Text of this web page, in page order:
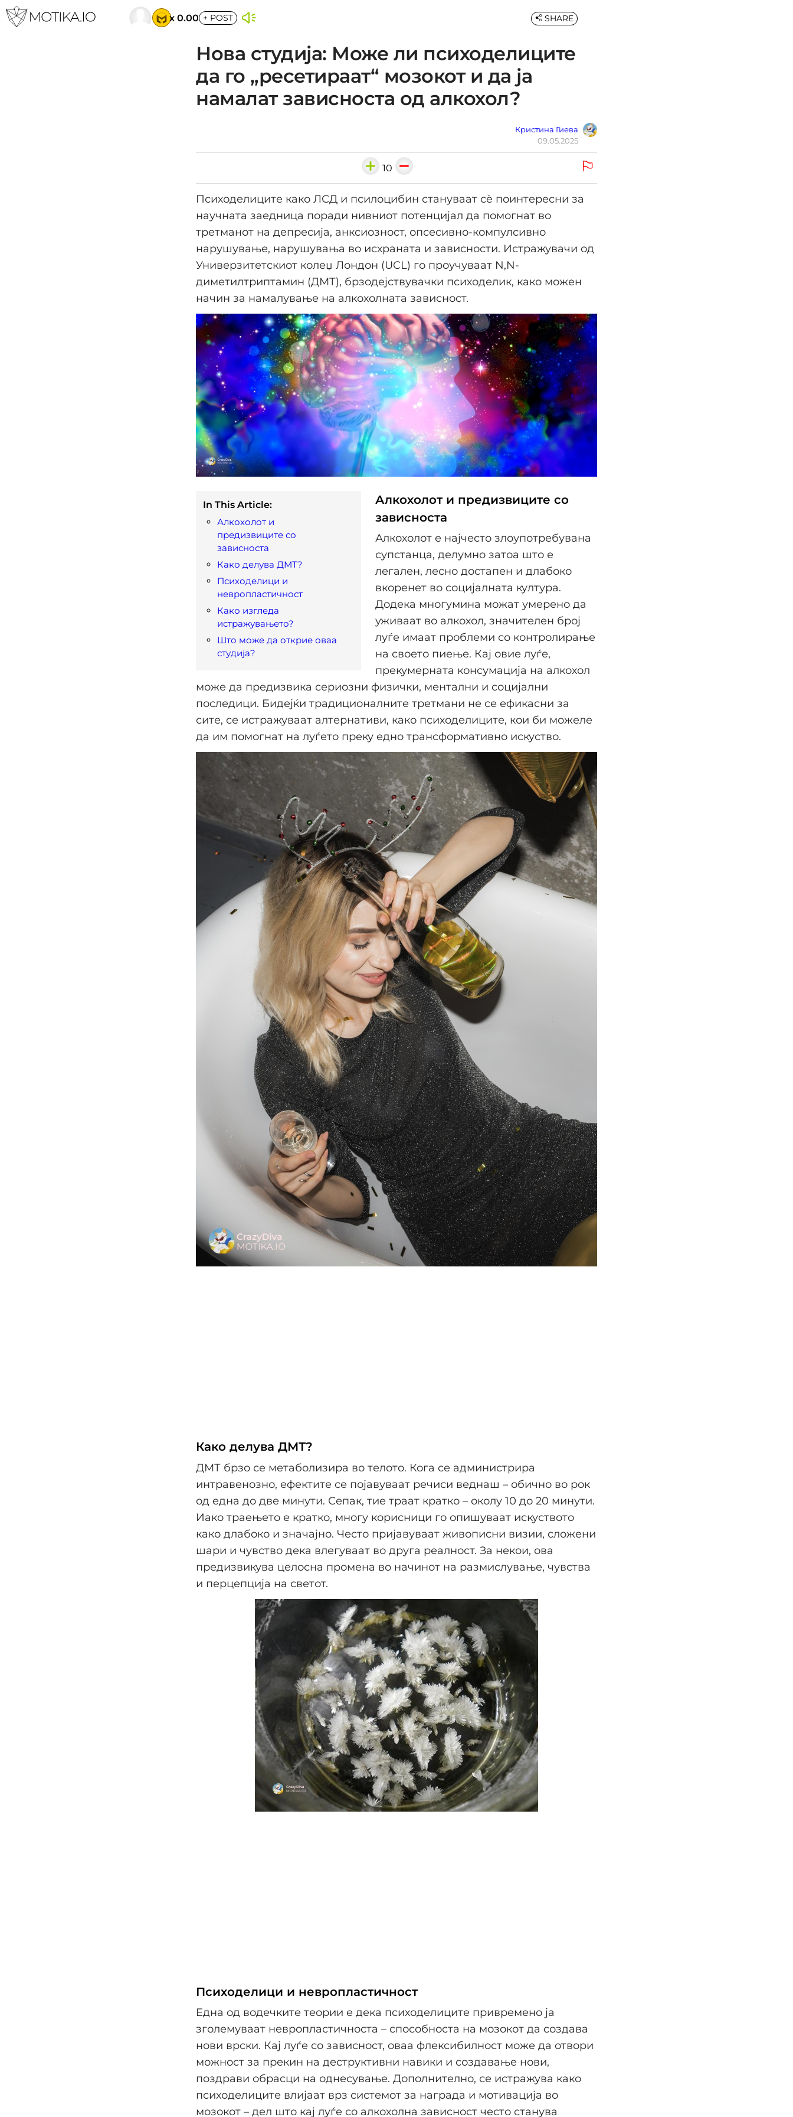
x 0.00 + POST
Нова студија: Може ли психоделиците
да го „ресетираат“ мозокот и да ја
намалат зависноста од алкохол?
Кристина Гиева
09.05.2025
SHARE
10
Психоделиците како ЛСД и псилоцибин стануваат сè поинтересни за
научната заедница поради нивниот потенцијал да помогнат во
третманот на депресија, анксиозност, опсесивно-компулсивно
нарушување, нарушувања во исхраната и зависности. Истражувачи од
Универзитетскиот колеџ Лондон (UCL) го проучуваат N,N-
диметилтриптамин (ДМТ), брзодејствувачки психоделик, како можен
начин за намалување на алкохолната зависност.
In This Article:
Алкохолот и
предизвиците со
зависноста
Како делува ДМТ?
Психоделици и
невропластичност
Како изгледа
истражувањето?
Што може да открие оваа
студија?
Алкохолот и предизвиците со
зависноста
Алкохолот е најчесто злоупотребувана
супстанца, делумно затоа што е
легален, лесно достапен и длабоко
вкоренет во социјалната култура.
Додека многумина можат умерено да
уживаат во алкохол, значителен број
луѓе имаат проблеми со контролирање
на своето пиење. Кај овие луѓе,
прекумерната консумација на алкохол
може да предизвика сериозни физички, ментални и социјални
последици. Бидејќи традиционалните третмани не се ефикасни за
сите, се истражуваат алтернативи, како психоделиците, кои би можеле
да им помогнат на луѓето преку едно трансформативно искуство.
Како делува ДМТ?
ДМТ брзо се метаболизира во телото. Кога се администрира
интравенозно, ефектите се појавуваат речиси веднаш – обично во рок
од една до две минути. Сепак, тие траат кратко – околу 10 до 20 минути.
Иако траењето е кратко, многу корисници го опишуваат искуството
како длабоко и значајно. Често пријавуваат живописни визии, сложени
шари и чувство дека влегуваат во друга реалност. За некои, ова
предизвикува целосна промена во начинот на размислување, чувства
и перцепција на светот.
Психоделици и невропластичност
Една од водечките теории е дека психоделиците привремено ја
зголемуваат невропластичноста – способноста на мозокот да создава
нови врски. Кај луѓе со зависност, оваа флексибилност може да отвори
можност за прекин на деструктивни навики и создавање нови,
поздрави обрасци на однесување. Дополнително, се истражува како
психоделиците влијаат врз системот за награда и мотивација во
мозокот – дел што кај луѓе со алкохолна зависност често станува